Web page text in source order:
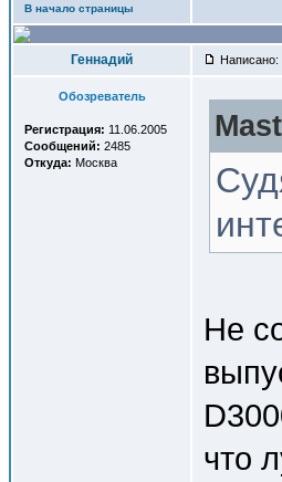
В начало страницы
Геннадий Написано:
Обозреватель
Регистрация: 11.06.2005
Сообщений: 2485
Откуда: Москва
Не
что